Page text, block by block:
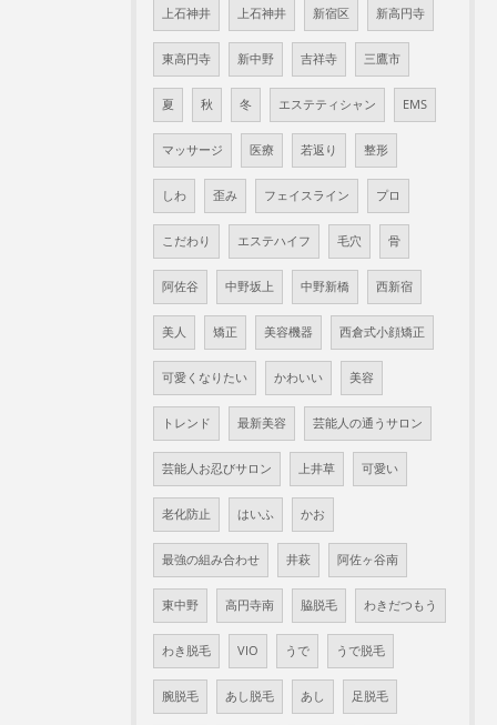
上石神井 上石神井 新宿区 新高円寺
東高円寺 新中野 吉祥寺 三鷹市
夏 秋 冬 エステティシャン EMS
マッサージ 医療 若返り 整形
しわ 歪み フェイスライン プロ
こだわり エステハイフ 毛穴 骨
阿佐谷 中野坂上 中野新橋 西新宿
美人 矯正 美容機器 西倉式小顔矯正
可愛くなりたい かわいい 美容
トレンド 最新美容 芸能人の通うサロン
芸能人お忍びサロン 上井草 可愛い
老化防止 はいふ かお
最強の組み合わせ 井萩 阿佐ヶ谷南
東中野 高円寺南 脇脱毛 わきだつもう
わき脱毛 VIO うで うで脱毛
腕脱毛 あし脱毛 あし 足脱毛